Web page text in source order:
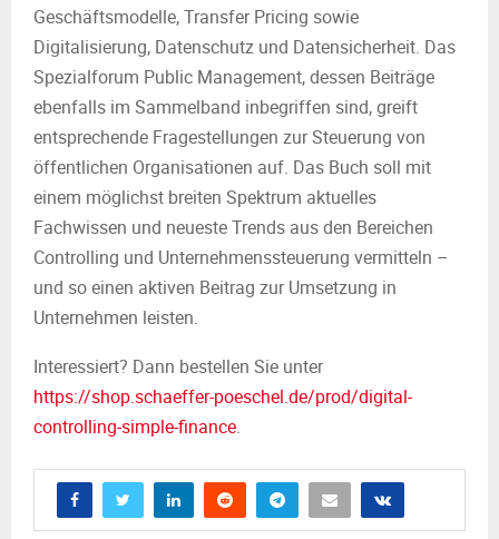
Geschäftsmodelle, Transfer Pricing sowie
Digitalisierung, Datenschutz und Datensicherheit. Das
Spezialforum Public Management, dessen Beiträge
ebenfalls im Sammelband inbegriffen sind, greift
entsprechende Fragestellungen zur Steuerung von
öffentlichen Organisationen auf. Das Buch soll mit
einem möglichst breiten Spektrum aktuelles
Fachwissen und neueste Trends aus den Bereichen
Controlling und Unternehmenssteuerung vermitteln –
und so einen aktiven Beitrag zur Umsetzung in
Unternehmen leisten.
Interessiert? Dann bestellen Sie unter
https://shop.schaeffer-poeschel.de/prod/digital-
controlling-simple-finance.